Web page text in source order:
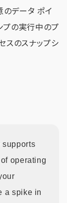
のデータ ポイ
プの実行中のプ
スのスナップシ
supports
operating
a spike in